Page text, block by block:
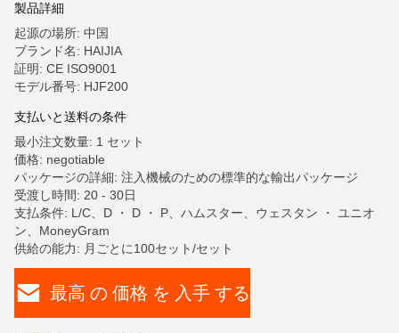
製品詳細
起源の場所: 中国
ブランド名: HAIJIA
証明: CE ISO9001
モデル番号: HJF200
支払いと送料の条件
最小注文数量: 1 セット
価格: negotiable
パッケージの詳細: 注入機械のための標準的な輸出パッケージ
受渡し時間: 20 - 30日
支払条件: L/C、D ・ D ・ P、ハムスター、ウェスタン ・ ユニオ
ン、MoneyGram
供給の能力: 月ごとに100セット/セット
最高 の 価格 を 入手 する